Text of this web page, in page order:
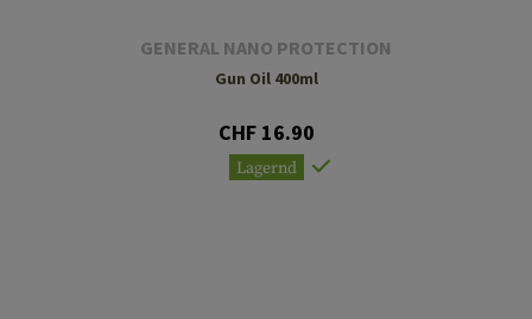
GENERAL NANO PROTECTION
Gun Oil 400ml
CHF 16.90
Lagernd